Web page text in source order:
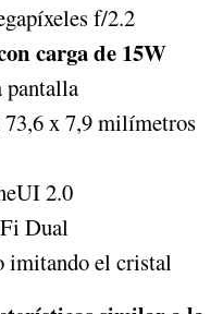
f/2.2
carga de 15W
pantalla
x 7,9 milímetros
2.0
Dual
imitando el cristal